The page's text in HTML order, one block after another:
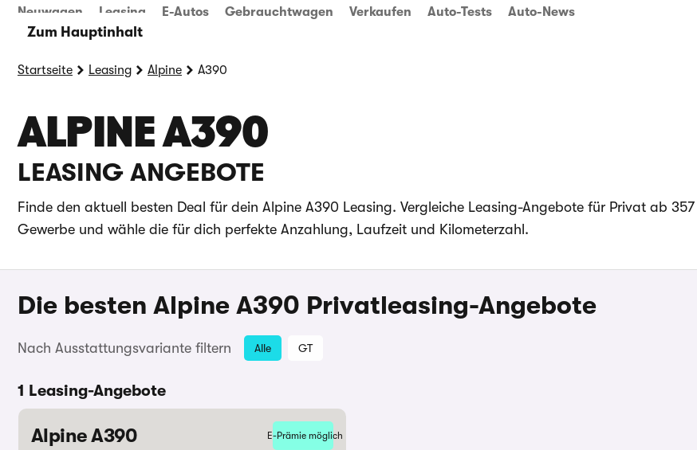
Zum Hauptinhalt
Neuwagen Leasing E-Autos Gebrauchtwagen Verkaufen Auto-Tests Auto-News
Startseite Leasing Alpine A390
ALPINE A390
LEASING ANGEBOTE
Finde den aktuell besten Deal für dein Alpine A390 Leasing. Vergleiche Leasing-Angebote für Privat ab
Gewerbe und wähle die für dich perfekte Anzahlung, Laufzeit und Kilometerzahl.
Die besten Alpine A390 Privatleasing-Angebote
Nach Ausstattungsvariante filtern Alle GT
1 Leasing-Angebote
Alpine A390 E-Prämie möglich